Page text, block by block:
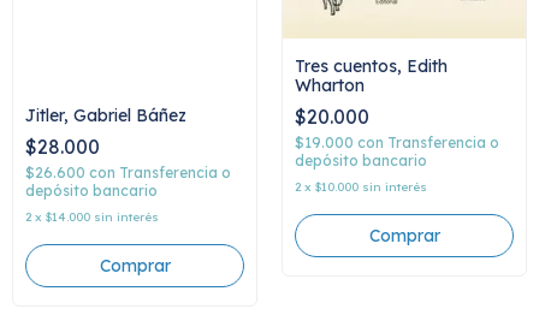
Jitler, Gabriel Báñez
$28.000
$26.600 con Transferencia o
depósito bancario
2 x $14.000 sin interés
Tres cuentos, Edith
Wharton
$20.000
$19.000 con Transferencia o
depósito bancario
2 x $10.000 sin interés